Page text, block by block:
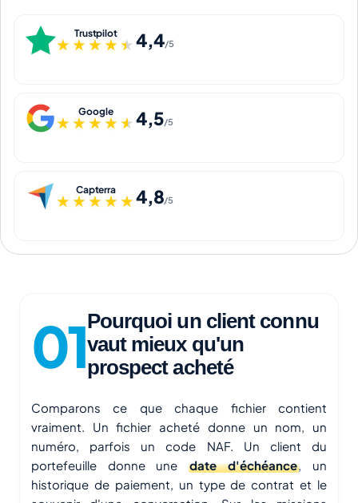
Trustpilot
★★★★★
★★★★★ 4,4/5
Google
★★★★★
★★★★★ 4,5/5
Capterra
★★★★★
★★★★★4,8/5
Pourquoi un client connu
vaut mieux qu'un
prospect acheté
Comparons ce que chaque fichier contient
vraiment. Un fichier acheté donne un nom, un
numéro, parfois un code NAF. Un client du
portefeuille donne une date d'échéance, un
historique de paiement, un type de contrat et le